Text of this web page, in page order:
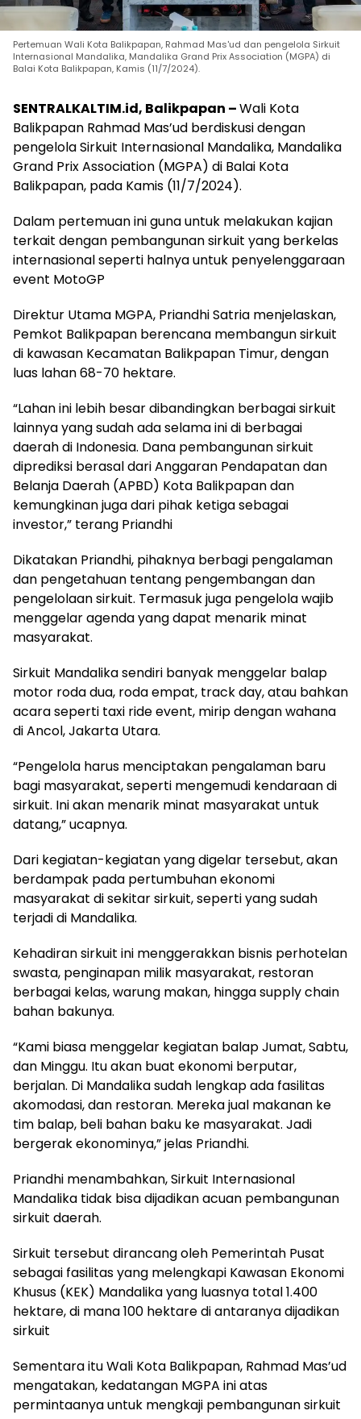
Pertemuan Wali Kota Balikpapan, Rahmad Mas'ud dan pengelola Sirkuit
Internasional Mandalika, Mandalika Grand Prix Association (MGPA) di
Balai Kota Balikpapan, Kamis (11/7/2024).
SENTRALKALTIM.id, Balikpapan –Wali Kota
Balikpapan Rahmad Mas’ud berdiskusi dengan
pengelola Sirkuit Internasional Mandalika, Mandalika
Grand Prix Association (MGPA) di Balai Kota
Balikpapan, pada Kamis (11/7/2024).
Dalam pertemuan ini guna untuk melakukan kajian
terkait dengan pembangunan sirkuit yang berkelas
internasional seperti halnya untuk penyelenggaraan
event MotoGP
Direktur Utama MGPA, Priandhi Satria menjelaskan,
Pemkot Balikpapan berencana membangun sirkuit
di kawasan Kecamatan Balikpapan Timur, dengan
luas lahan 68-70 hektare.
“Lahan ini lebih besar dibandingkan berbagai sirkuit
lainnya yang sudah ada selama ini di berbagai
daerah di Indonesia. Dana pembangunan sirkuit
diprediksi berasal dari Anggaran Pendapatan dan
Belanja Daerah (APBD) Kota Balikpapan dan
kemungkinan juga dari pihak ketiga sebagai
investor,” terang Priandhi
Dikatakan Priandhi, pihaknya berbagi pengalaman
dan pengetahuan tentang pengembangan dan
pengelolaan sirkuit. Termasuk juga pengelola wajib
menggelar agenda yang dapat menarik minat
masyarakat.
Sirkuit Mandalika sendiri banyak menggelar balap
motor roda dua, roda empat, track day, atau bahkan
acara seperti taxi ride event, mirip dengan wahana
di Ancol, Jakarta Utara.
“Pengelola harus menciptakan pengalaman baru
bagi masyarakat, seperti mengemudi kendaraan di
sirkuit. Ini akan menarik minat masyarakat untuk
datang,” ucapnya.
Dari kegiatan-kegiatan yang digelar tersebut, akan
berdampak pada pertumbuhan ekonomi
masyarakat di sekitar sirkuit, seperti yang sudah
terjadi di Mandalika.
Kehadiran sirkuit ini menggerakkan bisnis perhotelan
swasta, penginapan milik masyarakat, restoran
berbagai kelas, warung makan, hingga supply chain
bahan bakunya.
“Kami biasa menggelar kegiatan balap Jumat, Sabtu,
dan Minggu. Itu akan buat ekonomi berputar,
berjalan. Di Mandalika sudah lengkap ada fasilitas
akomodasi, dan restoran. Mereka jual makanan ke
tim balap, beli bahan baku ke masyarakat. Jadi
bergerak ekonominya,” jelas Priandhi.
Priandhi menambahkan, Sirkuit Internasional
Mandalika tidak bisa dijadikan acuan pembangunan
sirkuit daerah.
Sirkuit tersebut dirancang oleh Pemerintah Pusat
sebagai fasilitas yang melengkapi Kawasan Ekonomi
Khusus (KEK) Mandalika yang luasnya total 1.400
hektare, di mana 100 hektare di antaranya dijadikan
sirkuit
Sementara itu Wali Kota Balikpapan, Rahmad Mas’ud
mengatakan, kedatangan MGPA ini atas
permintaanya untuk mengkaji pembangunan sirkuit